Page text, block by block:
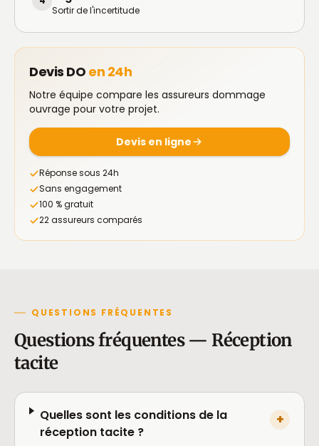
Sortir de l'incertitude
Devis DO en 24h
Notre équipe compare les assureurs dommage
ouvrage pour votre projet.
Devis en ligne
Réponse sous 24h
Sans engagement
100 % gratuit
22 assureurs comparés
QUESTIONS FRÉQUENTES
Questions fréquentes — Réception
tacite
Quelles sont les conditions de la
réception tacite ?
+